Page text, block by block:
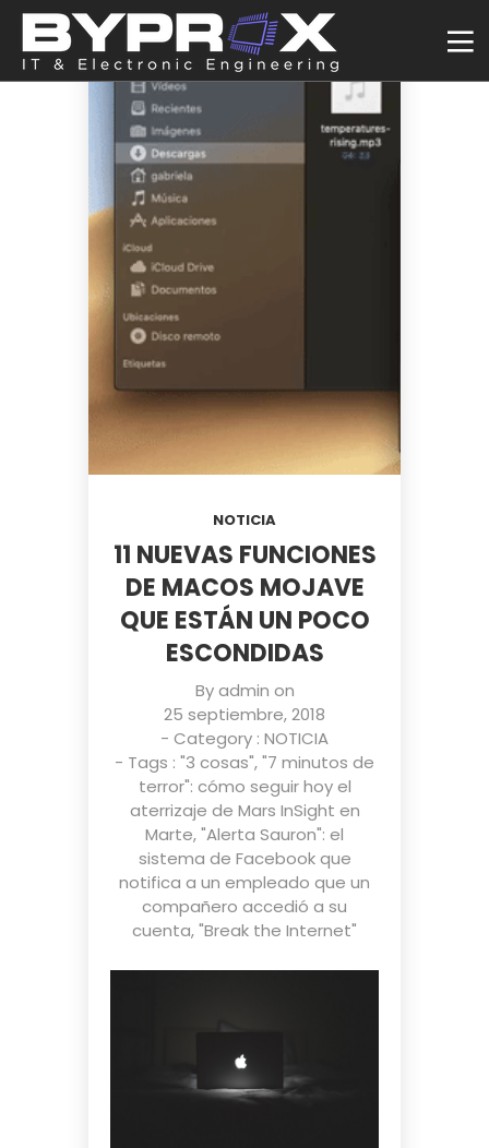
NOTICIA
11 NUEVAS FUNCIONES
DE MACOS MOJAVE
QUE ESTÁN UN POCO
ESCONDIDAS
Byadmin on
25 septiembre, 2018
- Category : NOTICIA
- Tags : "3 cosas","7 minutos de
terror": cómo seguir hoy el
aterrizaje de Mars InSight en
Marte,"Alerta Sauron": el
sistema de Facebook que
notifica a un empleado que un
compañero accedió a su
cuenta,"Break the Internet"